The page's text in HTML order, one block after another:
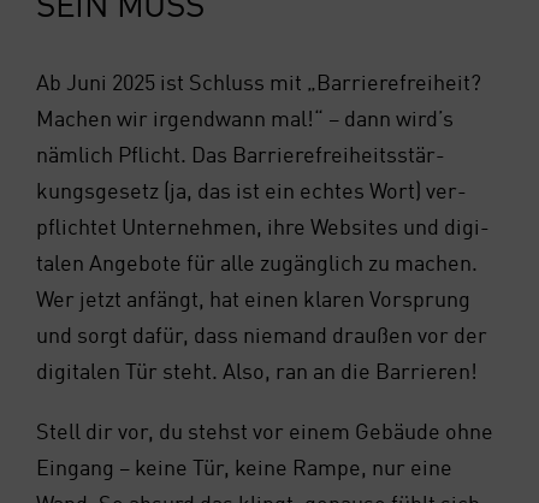
SEIN MUSS
Ab Juni 2025 ist Schluss mit „Bar­rie­re­frei­heit?
Machen wir irgend­wann mal!“ – dann wird’s
näm­lich Pflicht. Das Bar­rie­re­frei­heits­stär­
kungs­ge­setz (ja, das ist ein ech­tes Wort) ver­
pflich­tet Unter­neh­men, ihre Web­sites und digi­
ta­len Ange­bo­te für alle zugäng­lich zu machen.
Wer jetzt anfängt, hat einen kla­ren Vor­sprung
und sorgt dafür, dass nie­mand drau­ßen vor der
digi­ta­len Tür steht. Also, ran an die Bar­rie­ren!
Stell dir vor, du stehst vor einem Gebäu­de ohne
Ein­gang – kei­ne Tür, kei­ne Ram­pe, nur eine